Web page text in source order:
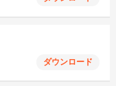
ダウンロード